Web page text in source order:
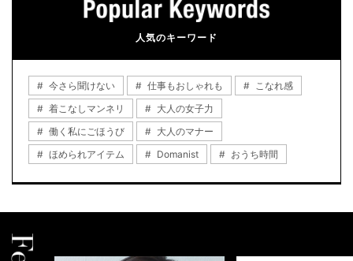
人気のキーワード
今さら聞けない 仕事もおしゃれも
こなれ感
着こなしマンネリ
大人の女子力
働く私にごほうび
大人のマナー
ほめられアイテム
Domanist おうち時間